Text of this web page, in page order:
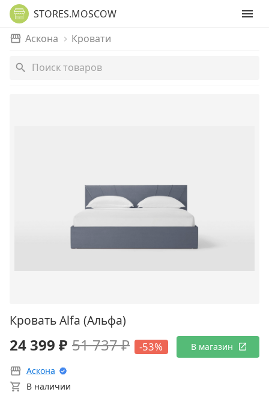
STORES.MOSCOW
Аскона
Кровати
Кровать Alfa (Альфа)
24 399 ₽ 51 737 ₽ -53%
Аскона
В наличии
В магазин